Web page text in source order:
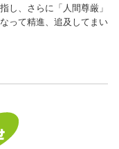
し、さらに「人間尊厳」
って精進、追及してまい